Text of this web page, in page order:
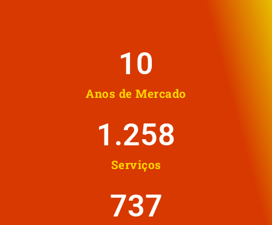
Anos de Mercado
10
Serviços
1.258
737